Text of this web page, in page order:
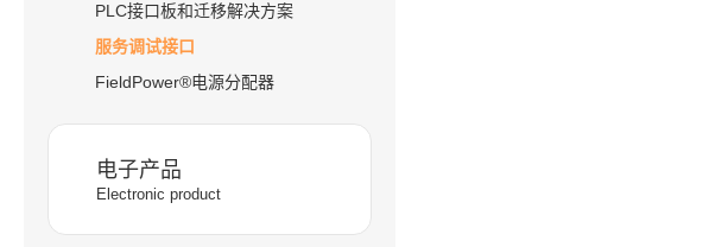
PLC接口板和迁移解决方案
服务调试接口
FieldPower®电源分配器
电子产品
Electronic product